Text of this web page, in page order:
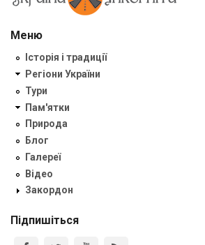
Меню
Історія і традиції
Регіони України
Тури
Пам'ятки
Природа
Блог
Галереї
Відео
Закордон
Підпишіться